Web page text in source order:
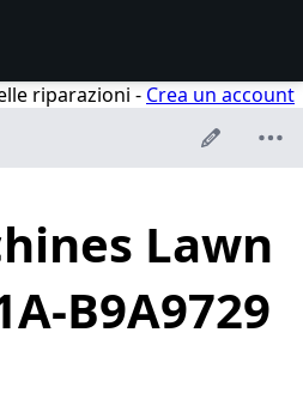
riparazioni - Crea un account
Lawn
B9A9729